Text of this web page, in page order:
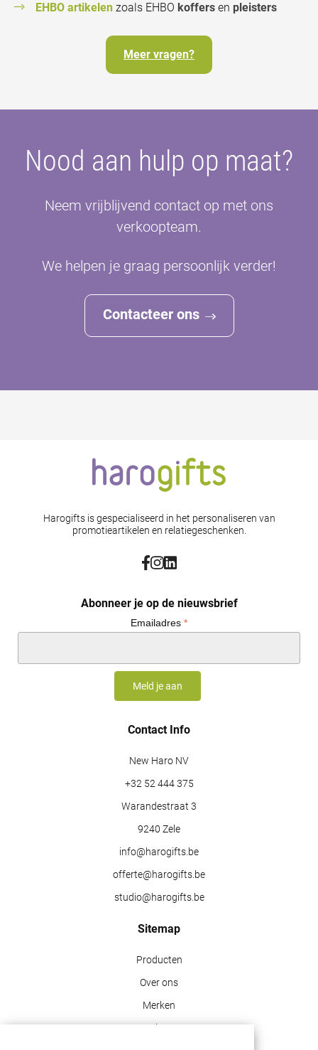
EHBO artikelen zoals EHBO koffers en pleisters
Meer vragen?
Nood aan hulp op maat?
Neem vrijblijvend contact op met ons
verkoopteam.
We helpen je graag persoonlijk verder!
Contacteer ons
Harogifts is gespecialiseerd in het personaliseren van
promotieartikelen en relatiegeschenken.
Abonneer je op de nieuwsbrief
Emailadres *
Contact Info
New Haro NV
+32 52 444 375
Warandestraat 3
9240 Zele
info@harogifts.be
offerte@harogifts.be
studio@harogifts.be
Sitemap
Producten
Over ons
Merken
Blog